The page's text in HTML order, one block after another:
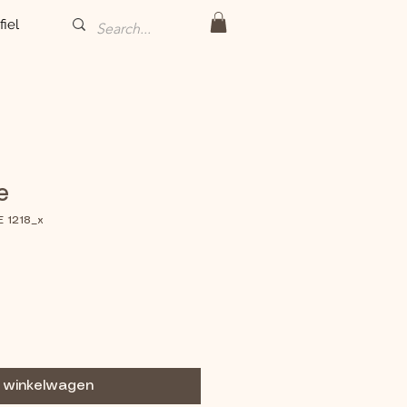
1218_x
winkelwagen